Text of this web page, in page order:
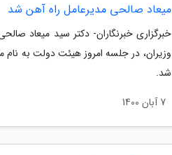
میعاد صالحی مدیرعامل راه آهن شد
خبرگزاری خبرنگاران- دکتر سید میعاد
وزیران، در جلسه امروز هیئت دولت به
شد.
7 آبان 1400